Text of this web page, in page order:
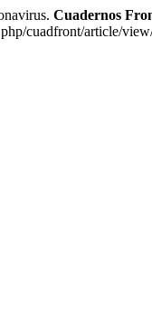
Cuadernos
cuadfront/article/